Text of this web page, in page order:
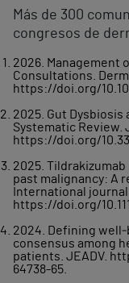
Más de 300
congresos de
2026. Management
Consultations.
https://doi.org/
2025. Gut
Systematic Review.
https://doi.org/
2025.
past malignancy: A
International
https://doi.org/
2024. Defining
consensus among
patients. JEADV.
64738-65.